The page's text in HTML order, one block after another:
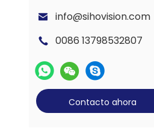
info@sihovision.com
0086 13798532807
Contacto ahora